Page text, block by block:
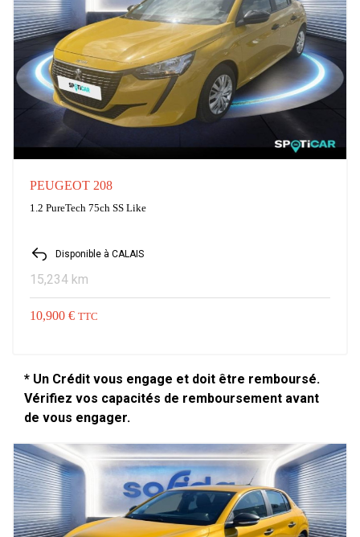
PEUGEOT 208
1.2 PureTech 75ch SS Like
Disponible à CALAIS
15,234 km
10,900 € TTC
* Un Crédit vous engage et doit être remboursé.
Vérifiez vos capacités de remboursement avant
de vous engager.